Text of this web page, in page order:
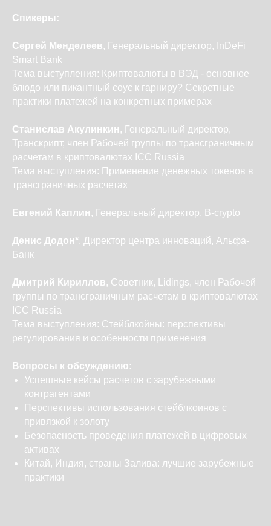
Спикеры:
Сергей Менделеев, Генеральный директор, InDeFi
Smart Bank
Тема выступления: Криптовалюты в ВЭД - основное
блюдо или пикантный соус к гарниру? Секретные
практики платежей на конкретных примерах
Станислав Акулинкин , Генеральный директор,
Транскрипт, член Рабочей группы по трансграничным
расчетам в криптовалютах ICC Russia
Тема выступления: Применение денежных токенов в
трансграничных расчетах
Евгений Каплин , Генеральный директор, B-crypto
Денис Додон*, Директор центра инноваций, Альфа-
Банк
Дмитрий Кириллов, Советник, Lidings, член Рабочей
группы по трансграничным расчетам в криптовалютах
ICC Russia
Тема выступления: Стейблкойны: перспективы
регулирования и особенности применения
Вопросы к обсуждению:
Успешные кейсы расчетов с зарубежными
контрагентами
Перспективы использования стейблкоинов с
привязкой к золоту
Безопасность проведения платежей в цифровых
активах
Китай, Индия, страны Залива: лучшие зарубежные
практики